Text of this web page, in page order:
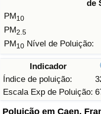
de
PM10
PM2.5
PM10 Nível de Poluição:
Indicador
Índice de poluição:
Escala Exp de Poluição:
Poluição em Caen,
Indicador de Custo de
Indicador de Custo de
em Aqaba
Indicador de Preços de
Indicador de Preços de
Indicador de Qualidade
Indicador de Qualidade
Crime
Taxa do Indicador de